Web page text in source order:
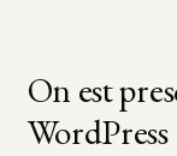
On est
WordPress